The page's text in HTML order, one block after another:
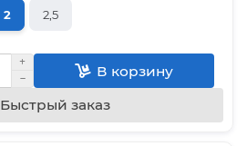
2 2,5
В корзину
Быстрый заказ